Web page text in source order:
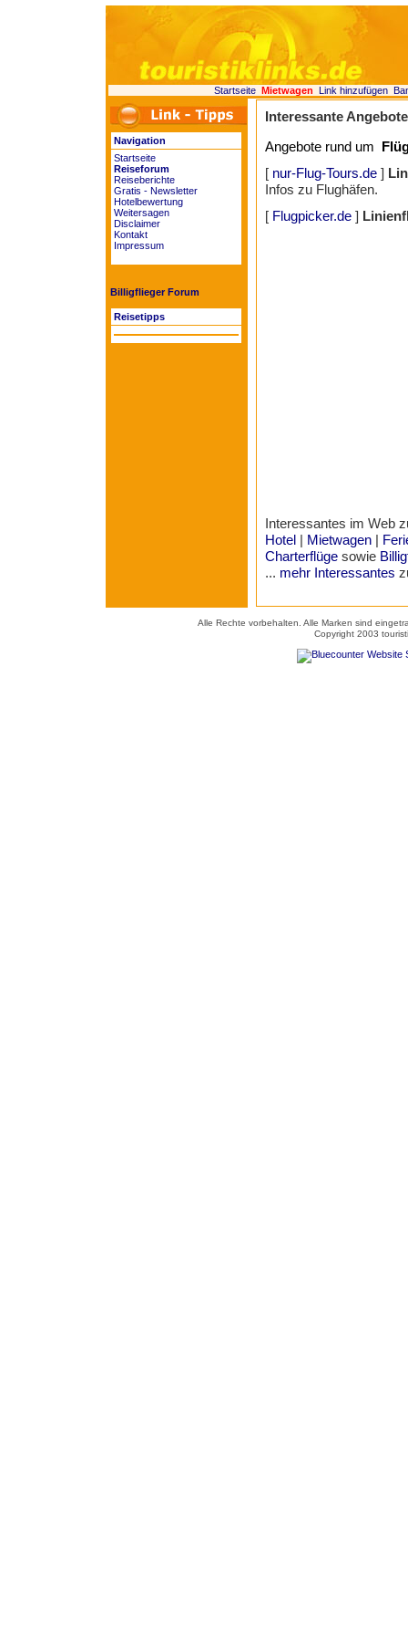
Startseite Mietwagen Link hinzufügen
Navigation
Startseite
Reiseforum
Reiseberichte
Gratis - Newsletter
Hotelbewertung
Weitersagen
Disclaimer
Kontakt
Impressum
Billigflieger Forum
Reisetipps
Interessante
Angebote rund um
[ nur-Flug-Tours.de]
Infos zu Flughäfen.
[ Flugpicker.de]
Interessantes im Web
Hotel| Mietwagen|
Charterflügesowie
... mehr Interessantes
Alle Rechte vorbehalten. Alle Marken sind
Copyright 2003